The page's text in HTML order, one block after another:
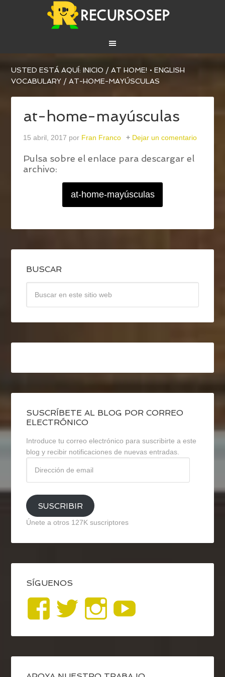
USTED ESTÁ AQUÍ:INICIO / AT HOME! • ENGLISH
VOCABULARY / AT-HOME-MAYÚSCULAS
at-home-mayúsculas
15 abril, 2017 por Fran Franco Dejar un comentario
Pulsa sobre el enlace para descargar el
archivo:
at-home-mayúsculas
BUSCAR
SUSCRÍBETE AL BLOG POR CORREO
ELECTRÓNICO
Introduce tu correo electrónico para suscribirte a este
blog y recibir notificaciones de nuevas entradas.
email
SUSCRIBIR
Únete a otros 127K suscriptores
SÍGUENOS
Ver
perfil
de
Ver
perfil
de
Ver
perfil
de